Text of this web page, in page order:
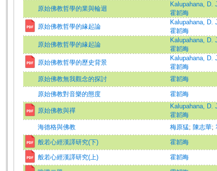
原始佛教哲學的業與輪迴
Kalupahana, D.
霍韜晦
原始佛教哲學的緣起論
Kalupahana, D.
霍韜晦
原始佛教哲學的緣起論
Kalupahana, D.
霍韜晦
原始佛教哲學的歷史背景
Kalupahana, D.
霍韜晦
原始佛教無我觀念的探討
霍韜晦
原始佛教對音樂的態度 霍韜晦
原始佛教與禪
Kalupahana, D.
霍韜晦
海德格與佛教
梅原猛; 陳志華;
般若心經漢譯研究(下) 霍韜晦
般若心經漢譯研究(上) 霍韜晦